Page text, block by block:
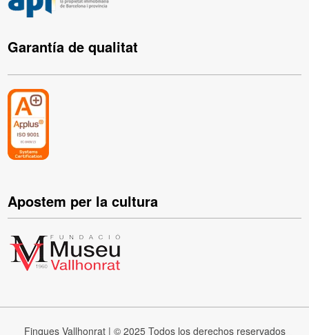
Garantía de qualitat
Apostem per la cultura
Finques Vallhonrat | © 2025 Todos los derechos reservados